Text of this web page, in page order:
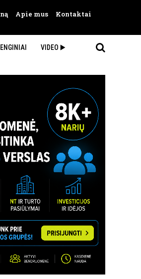
Apie mus Kontaktai
VIDEO ▶️